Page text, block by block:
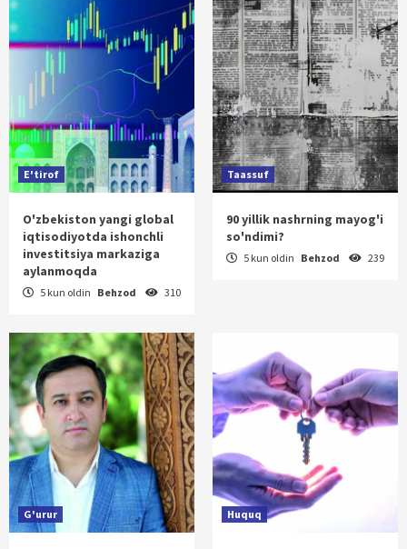
E'tirof
O'zbekiston yangi global
iqtisodiyotda ishonchli
investitsiya markaziga
aylanmoqda
5 kun oldin Behzod 310
Taassuf
90 yillik nashrning mayog'i
so'ndimi?
5 kun oldin Behzod 239
G'urur Huquq